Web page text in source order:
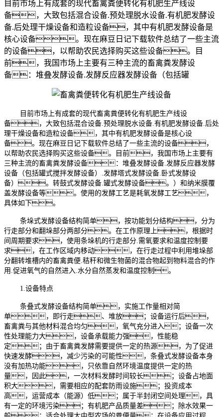
目前市场上有成套的现代畜禽粪便转化有机肥生产线设
备，大致包括混合设备.预处理脱水设备.有机肥发酵设
备.后处理干燥设备和造粒设备，其中有机肥发酵设备是
核心设备。现在麻豆日记下载软件总结了一些主流
的设备，以帮助农民选择购买这些设备。目
前，我国市场上主要有三种主流的畜禽粪发酵设
备：堆叠发酵设备.发酵反应器发酵设备（包括罐
目前市场上有成套的现代畜禽粪便转化有机肥生产线设
备，大致包括混合设备.预处理脱水设备.有机肥发酵设备.后处
理干燥设备和造粒设备，其中有机肥发酵设备是核心设
备。现在麻豆日记下载软件总结了一些主流的设备，
以帮助农民选择购买这些设备。目前，我国市场上主要有
三种主流的畜禽粪发酵设备：堆叠发酵设备.发酵反应器发酵
设备（包括罐式搅拌发酵设备）.发酵塔式发酵设备.卧式发酵设
备）。转鼓式发酵设备.罐式发酵设备。）和纳米膜覆
盖发酵设备等。使用的发酵工艺是耗氧发酵工艺，
具体如下。
条垛式发酵设备结构简单，按功能划分结构，分为
行走部分和翻垛部分两部分。在工作原理上，根据时
间周期要求，使用条垛机的行走部分.需氧要求和温度控制要
求，在工作区域内移动，在行走过程中利用堆垛部
分翻转堆槽内的畜禽粪便.秸秆和微生物菌的混合物起到物料混合的作
用.促进氧气的自然进入.水分自然蒸发和温度控制。
1.设备特点
条叠式发酵设备结构简单，实施工作量相对简
单，即行走、堆放；设备运行后，
畜禽粪与其他材料混合均匀，氧气充分进入；设备一次
性处理能力大，设备承载能力强，性能稳
定；由于畜禽粪发酵需要提供一定的热源，为了促进
快速发酵，减少污染的可能性，条叠式发酵设备本身
没有加热功能，只依靠自然环境温度提供一定的热
量，因此，一次材料发酵时间较长；设备占地面
积大，需要相应的配套防雨设施；投资成本
高，运营成本（能源）低；属于半封闭空间处理，具
有一定的环境污染；有机肥产品质量差；除水效果一